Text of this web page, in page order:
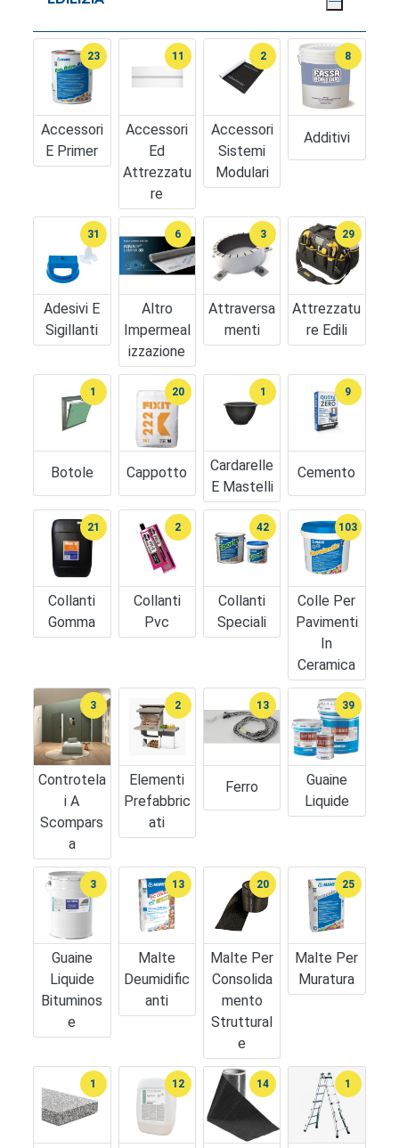
Accessori
E Primer
23
Accessori
Ed
Attrezzatu
Re
11
Accessori
Sistemi
Modulari
2
Additivi
8
Adesivi E
Sigillanti
31
Altro
Impermeal
Izzazione
6
Attraversa
Menti
3
Attrezzatu
Re Edili
29
Botole
1
Cappotto
20
Cardarelle
E Mastelli
1
Cemento
9
Collanti
Gomma
21
Collanti
Pvc
2
Collanti
Speciali
42
Colle Per
Pavimenti
In
Ceramica
103
Controtela
I A
Scompars
A
3
Elementi
Prefabbric
Ati
2
Ferro
13
Guaine
Liquide
39
Guaine
Liquide
Bituminos
E
3
Malte
Deumidific
Anti
13
Malte Per
Consolida
Mento
Struttural
E
20
Malte Per
Muratura
25
1 12 14 1